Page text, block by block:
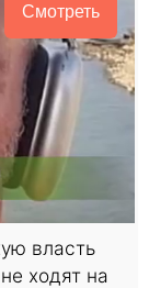
Смотреть
власть
ходят на